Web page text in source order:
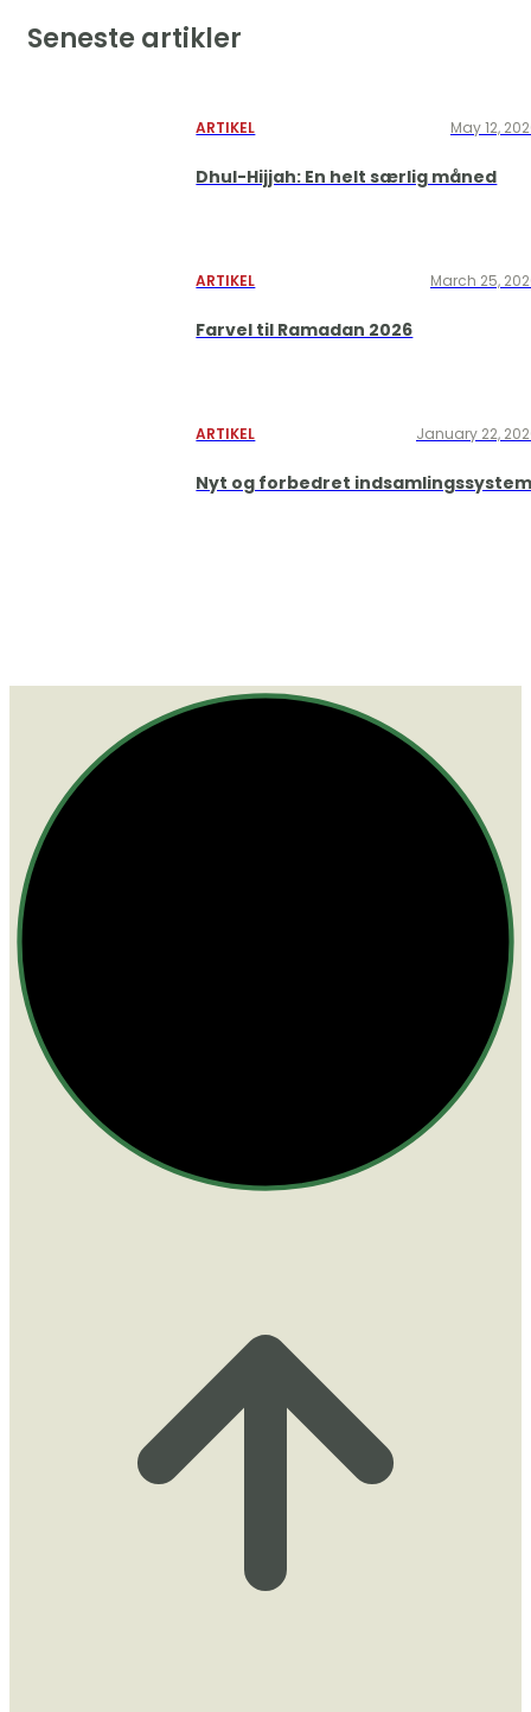
Seneste artikler
ARTIKEL May 12,
Dhul-Hijjah: En helt særlig måned
ARTIKEL March 25,
Farvel til Ramadan 2026
ARTIKEL January 22,
Nyt og forbedret